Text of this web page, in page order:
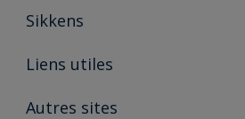
Sikkens
A propos de Sikkens
Liens utiles
Ouvrir un magasin PASS
Autres sites